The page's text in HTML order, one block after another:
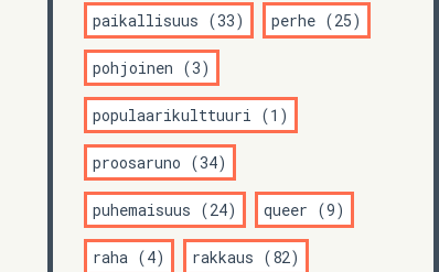
paikallisuus (33) perhe (25)
pohjoinen (3)
populaarikulttuuri (1)
proosaruno (34)
puhemaisuus (24) queer (9)
raha (4) rakkaus (82)